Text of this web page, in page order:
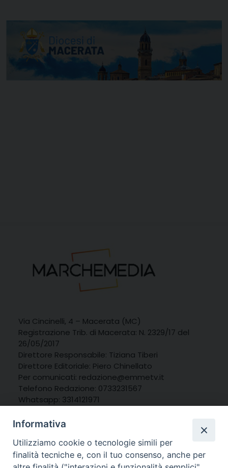
Via Cincinelli, 4 – Macerata (MC)
Registrazione Trib. di Macerata: N. 2329/17 del
26/05/2017
Direttore Responsabile: Tiziana Tiberi
Direttore Editoriale: Piero Chinellato
Per comunicati: redazione@emmetv.it
Telefono Redazione: 0733231567
Whatsapp: 3314121971
Informativa
Utilizziamo cookie o tecnologie simili per
finalità tecniche e, con il tuo consenso, anche per